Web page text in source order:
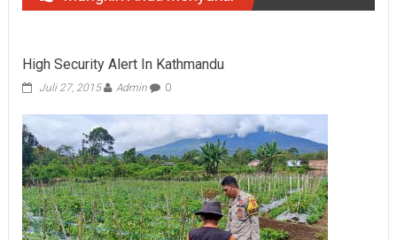
High Security Alert In Kathmandu
Juli 27, 2015 Admin 0